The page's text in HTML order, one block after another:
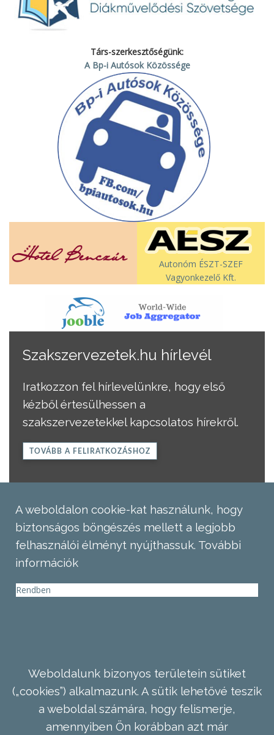
Társ-szerkesztőségünk:
A Bp-i Autósok Közössége
Autonóm ÉSZT-SZEF
Vagyonkezelő Kft.
Szakszervezetek.hu hírlevél
Iratkozzon fel hírlevelünkre, hogy első
kézből értesülhessen a
szakszervezetekkel kapcsolatos hírekről.
TOVÁBB A FELIRATKOZÁSHOZ
A weboldalon cookie-kat használunk, hogy
biztonságos böngészés mellett a legjobb
felhasználói élményt nyújthassuk. További
információk
Rendben
Weboldalunk bizonyos területein sütiket
(„cookies”) alkalmazunk. A sütik lehetővé teszik
a weboldal számára, hogy felismerje,
amennyiben Ön korábban azt már